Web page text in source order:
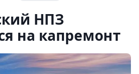
НПЗ
на капремонт